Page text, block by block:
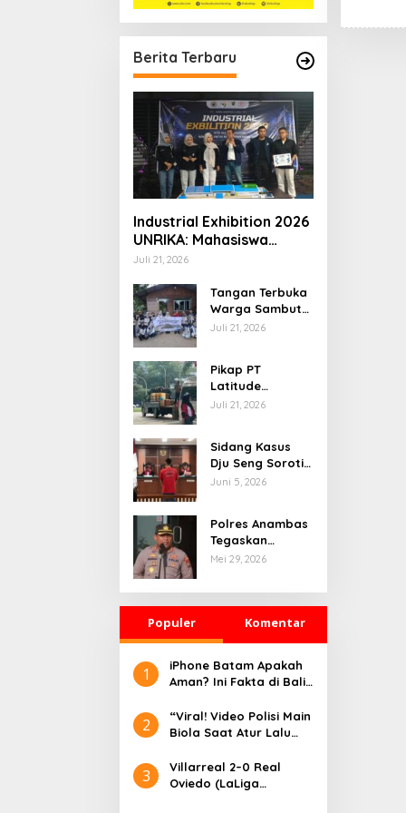
Berita Terbaru
Industrial Exhibition 2026
UNRIKA: Mahasiswa
Teknik Pamerkan Karya
Depan Industri
Juli 21, 2026
Tangan Terbuka
Warga Sambut
Mahasiswa KKN
Juli 21, 2026
Pikap PT
Latitude
Industries
Kodim Seraya
Atas, Aktivitas
Pengisian BBM
Juli 21, 2026
Sidang Kasus
Dju Seng Soroti
Dugaan
Tanpa Izin,
Kerugian
Negara Disebut
Miliar
Juni 5, 2026
Polres Anambas
Tegaskan
Prosedur
Sesuai Aturan,
Bantah Tudingan
Salah Tangkap
Mei 29, 2026
Populer Komentar
1
iPhone Batam Apakah
Aman? Ini Fakta di Balik
Risiko Barang BM
2
“Viral! Video Polisi Main
Biola Saat Atur Lalu
Terharu”
3
Villarreal 2–0 Real
Oviedo (LaLiga